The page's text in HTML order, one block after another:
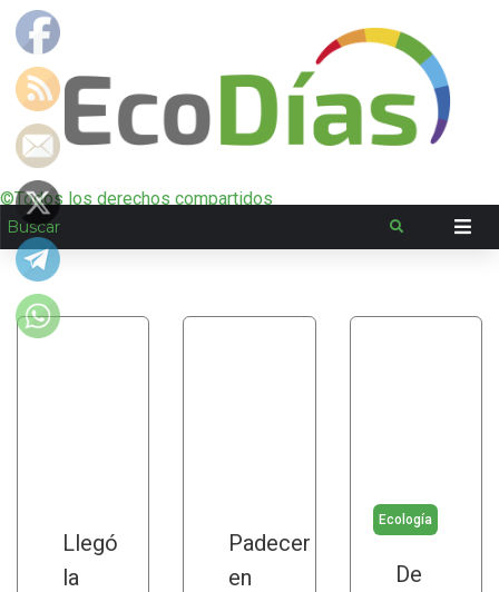
©Todos los derechos compartidos
Llegó
la
Padecer
en
Ecología
De